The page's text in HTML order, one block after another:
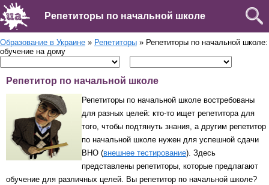
Репетиторы по начальной школе
Образование в Украине » Репетиторы » Репетиторы по начальной школе:
обучение на дому
Репетитор по начальной школе
Репетиторы по начальной школе востребованы
для разных целей: кто-то ищет репетитора для
того, чтобы подтянуть знания, а другим репетитор
по начальной школе нужен для успешной сдачи
ВНО (внешнее тестирование). Здесь
представлены репетиторы, которые предлагают
обучение для различных целей. Вы репетитор по начальной школе?